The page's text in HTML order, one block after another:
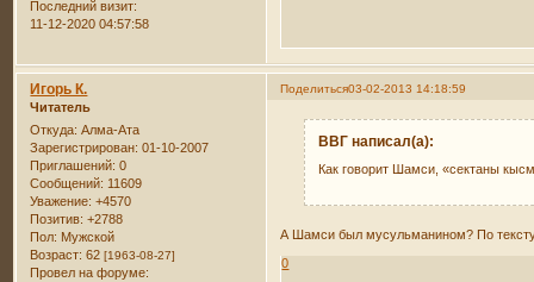
Последний визит:
11-12-2020 04:57:58
Поделиться03-02-2013 14:18:59
Игорь К.
Читатель
Откуда: Алма-Ата
Зарегистрирован: 01-10-2007
Приглашений: 0
Сообщений: 11609
Уважение: +4570
Позитив: +2788
Пол: Мужской
Возраст: 62[1963-08-27]
Провел на форуме:
ВВГ написал(а):
Как говорит Шамси, «сектаны
А Шамси был мусульманином? По тексту
0